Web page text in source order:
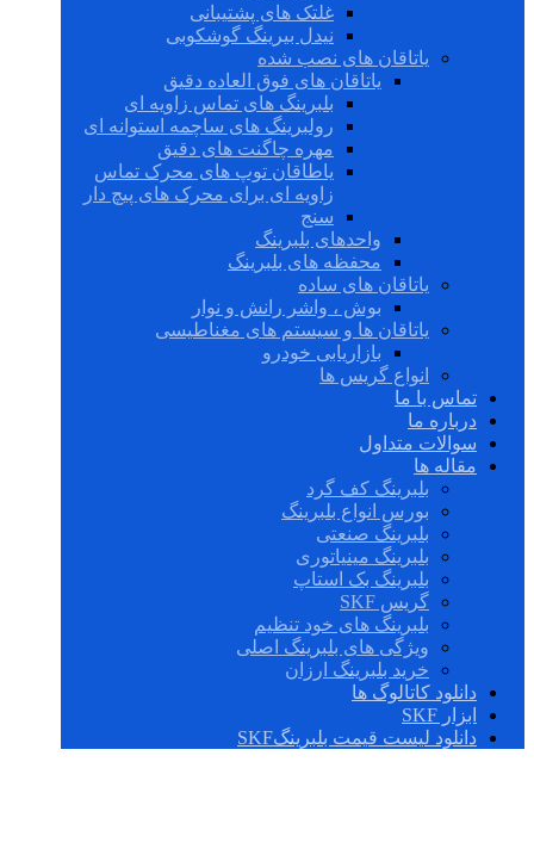
غلتک های پشتیبانی
نیدل بیرینگ گوشکوبی
یاتاقان های نصب شده
یاتاقان های فوق العاده دقیق
بلبرینگ های تماس زاویه ای
رولبرینگ های ساچمه استوانه ای
مهره چاگنت های دقیق
یاطاقان توپ های محرک تماس
زاویه ای برای محرک های پیچ دار
سنج
واحدهای بلبرینگ
محفظه های بلبرینگ
یاتاقان های ساده
بوش ، واشر رانش و نوار
یاتاقان ها و سیستم های مغناطیسی
بازاریابی خودرو
انواع گریس ها
تماس با ما
درباره ما
سوالات متداول
مقاله ها
بلبرینگ کف گرد
بورس انواع بلبرینگ
بلبرینگ صنعتی
بلبرینگ مینیاتوری
بلبرینگ بک استاپ
گریس SKF
بلبرینگ های خود تنظیم
ویژگی های بلبرینگ اصلی
خرید بلبرینگ ارزان
دانلود کاتالوگ ها
ابزار SKF
دانلود لیست قیمت بلبرینگSKF